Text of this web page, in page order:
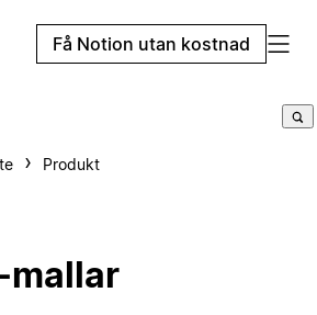
Få Notion utan kostnad
Produkt
mallar